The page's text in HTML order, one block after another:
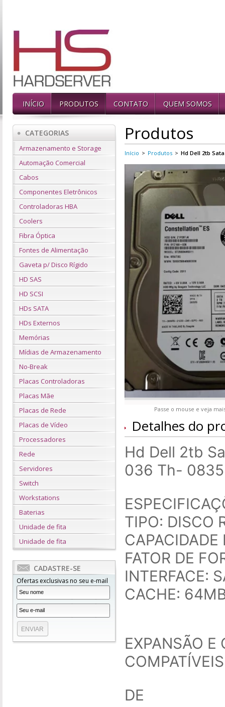
INÍCIO PRODUTOS CONTATO QUEM SOMOS
CATEGORIAS
Armazenamento e Storage
Automação Comercial
Cabos
Componentes Eletrônicos
Controladoras HBA
Coolers
Fibra Óptica
Fontes de Alimentação
Gaveta p/ Disco Rígido
HD SAS
HD SCSI
HDs SATA
HDs Externos
Memórias
Mídias de Armazenamento
No-Break
Placas Controladoras
Placas Mãe
Placas de Rede
Placas de Vídeo
Processadores
Rede
Servidores
Switch
Workstations
Baterias
Unidade de fita
Unidade de fita
CADASTRE-SE
Ofertas exclusivas no seu e-mail
Produtos
Início > Produtos > Hd Dell 2tb Sata
Passe o mouse e veja
Detalhes do
Hd Dell 2tb
036 Th-
TIPO: DISCO
FATOR DE
INTERFACE:
CACHE:
EXPANSÃO E
DE